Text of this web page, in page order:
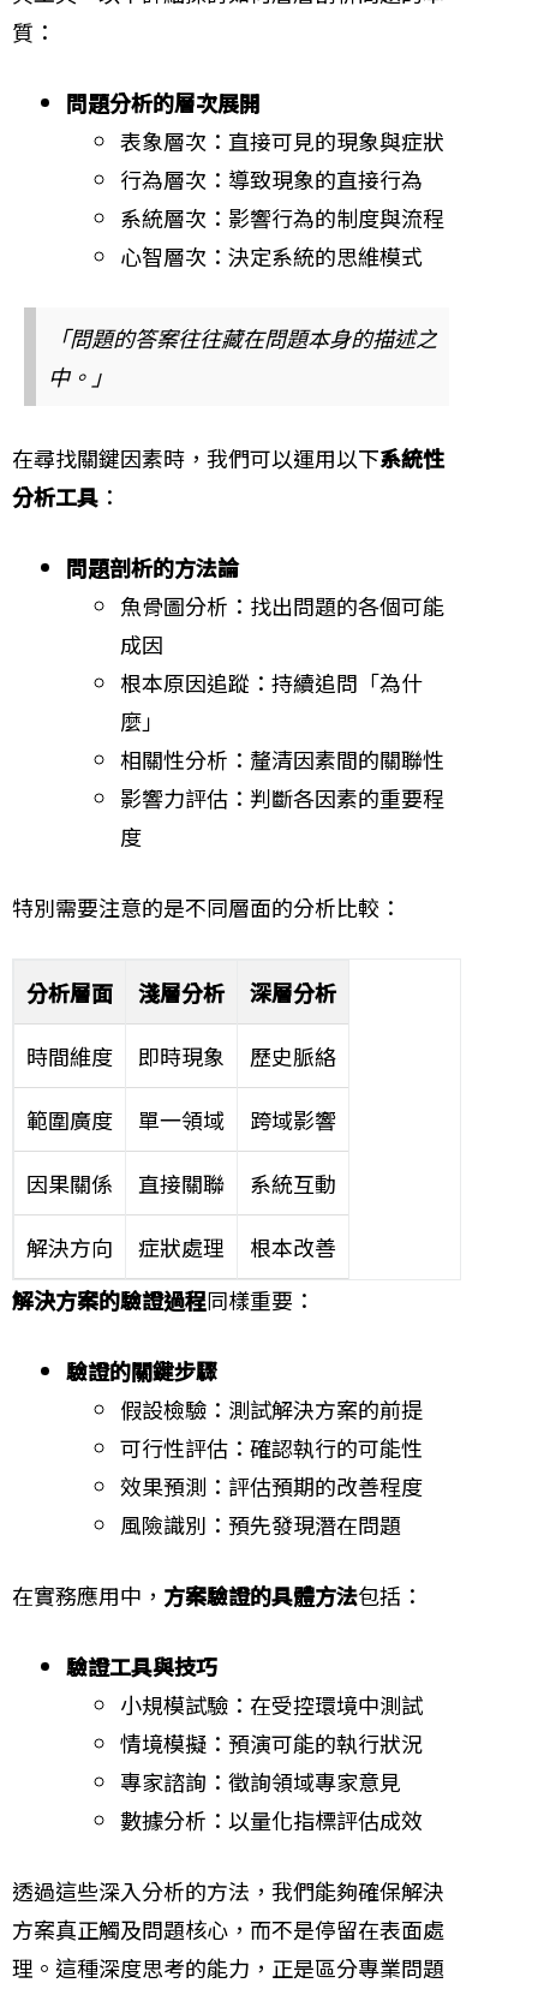
質：
問題分析的層次展開
表象層次：直接可見的現象與症狀
行為層次：導致現象的直接行為
系統層次：影響行為的制度與流程
心智層次：決定系統的思維模式
「問題的答案往往藏在問題本身的描述之
中。」
在尋找關鍵因素時，我們可以運用以下系統性
分析工具 ：
問題剖析的方法論
魚骨圖分析：找出問題的各個可能
成因
根本原因追蹤：持續追問「為什
麼」
相關性分析：釐清因素間的關聯性
影響力評估：判斷各因素的重要程
度
特別需要注意的是不同層面的分析比較：
分析層面 淺層分析 深層分析
時間維度 即時現象 歷史脈絡
範圍廣度 單一領域 跨域影響
因果關係 直接關聯 系統互動
解決方向 症狀處理
根本改善
解決方案的驗證過程同樣重要：
驗證的關鍵步驟
假設檢驗：測試解決方案的前提
可行性評估：確認執行的可能性
效果預測：評估預期的改善程度
風險識別：預先發現潛在問題
在實務應用中， 方案驗證的具體方法包括：
驗證工具與技巧
小規模試驗：在受控環境中測試
情境模擬：預演可能的執行狀況
專家諮詢：徵詢領域專家意見
數據分析：以量化指標評估成效
透過這些深入分析的方法，我們能夠確保解決
方案真正觸及問題核心，而不是停留在表面處
理。這種深度思考的能力，正是區分專業問題